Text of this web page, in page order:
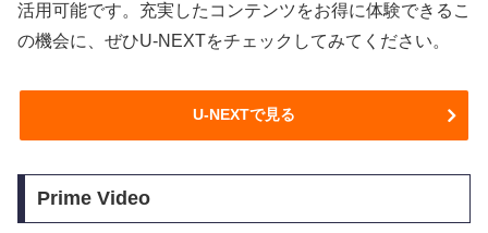
活用可能です。充実したコンテンツをお得に体験できるこ
の機会に、ぜひU-NEXTをチェックしてみてください。
U-NEXTで見る
Prime Video